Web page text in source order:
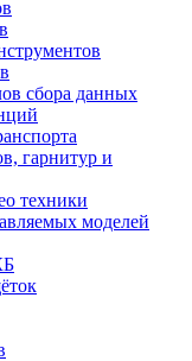
сбора данных
гарнитур и
техники
моделей